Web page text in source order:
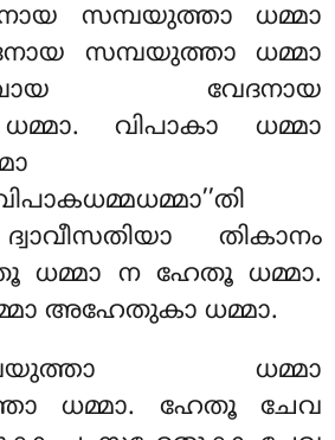
സമ്പയുത്താ ധമ്മാ
സമ്പയുത്താ ധമ്മാ
വേദനായ
വിപാകാ ധമ്മാ
തികാനം
ധമ്മാ ന ഹേതൂ ധമ്മാ.
അഹേതുകാ ധമ്മാ.
ധമ്മാ
ധമ്മാ. ഹേതൂ ചേവ